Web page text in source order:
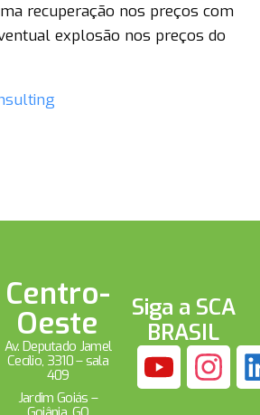
recuperação nos preços com
explosão nos preços do
Centro-
Oeste
Av. Deputado Jamel
Cecílio, 3310 – sala
409
Jardim Goiás –
Siga a SCA
BRASIL